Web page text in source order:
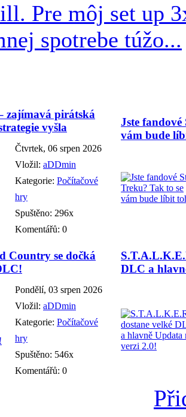
Pre môj set up
spotrebe túžo...
zajímavá pirátská
vyšla
Čtvrtek, 06 srpen 2026
Vložil: aDDmin
Kategorie: Počítačové
hry
Spuštěno: 296x
Komentářů: 0
Jste
vám bude
Country se dočká
Pondělí, 03 srpen 2026
Vložil: aDDmin
Kategorie: Počítačové
hry
Spuštěno: 546x
Komentářů: 0
DLC a